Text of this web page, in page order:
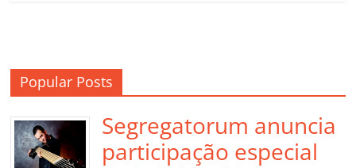
Popular Posts
Segregatorum anuncia
participação especial